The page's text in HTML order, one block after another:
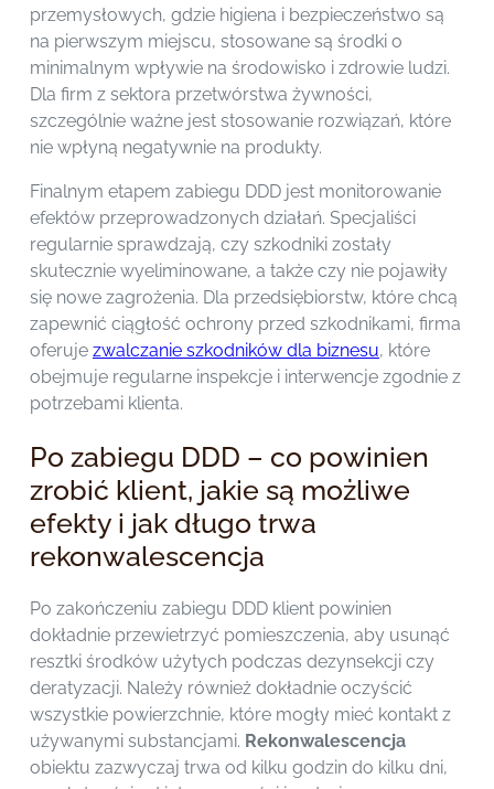
przemysłowych, gdzie higiena i bezpieczeństwo są
na pierwszym miejscu, stosowane są środki o
minimalnym wpływie na środowisko i zdrowie ludzi.
Dla firm z sektora przetwórstwa żywności,
szczególnie ważne jest stosowanie rozwiązań, które
nie wpłyną negatywnie na produkty.
Finalnym etapem zabiegu DDD jest monitorowanie
efektów przeprowadzonych działań. Specjaliści
regularnie sprawdzają, czy szkodniki zostały
skutecznie wyeliminowane, a także czy nie pojawiły
się nowe zagrożenia. Dla przedsiębiorstw, które chcą
zapewnić ciągłość ochrony przed szkodnikami, firma
oferuje zwalczanie szkodników dla biznesu, które
obejmuje regularne inspekcje i interwencje zgodnie z
potrzebami klienta.
Po zabiegu DDD – co powinien
zrobić klient, jakie są możliwe
efekty i jak długo trwa
rekonwalescencja
Po zakończeniu zabiegu DDD klient powinien
dokładnie przewietrzyć pomieszczenia, aby usunąć
resztki środków użytych podczas dezynsekcji czy
deratyzacji. Należy również dokładnie oczyścić
wszystkie powierzchnie, które mogły mieć kontakt z
używanymi substancjami. Rekonwalescencja
obiektu zazwyczaj trwa od kilku godzin do kilku dni,